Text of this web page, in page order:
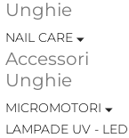
Unghie
NAIL CARE
Accessori
Unghie
MICROMOTORI
LAMPADE UV - LED